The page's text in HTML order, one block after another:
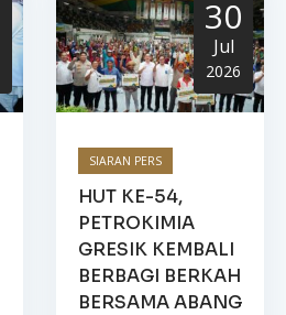
30
Jul
2026
SIARAN PERS
HUT KE-54,
PETROKIMIA
GRESIK KEMBALI
BERBAGI BERKAH
BERSAMA ABANG